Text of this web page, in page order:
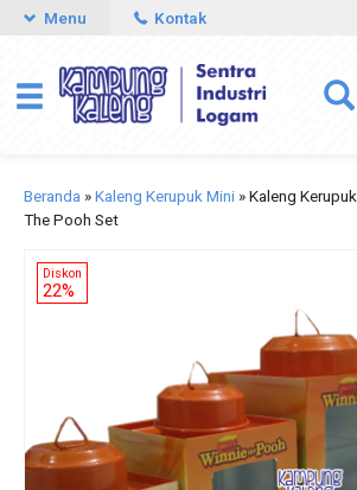
Menu Kontak
Beranda »Kaleng Kerupuk Mini »Kaleng
The Pooh Set
Diskon
22%